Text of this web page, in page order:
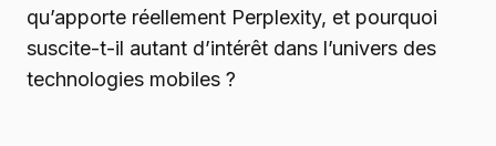
qu’apporte réellement Perplexity, et pourquoi
suscite-t-il autant d’intérêt dans l’univers des
technologies mobiles ?